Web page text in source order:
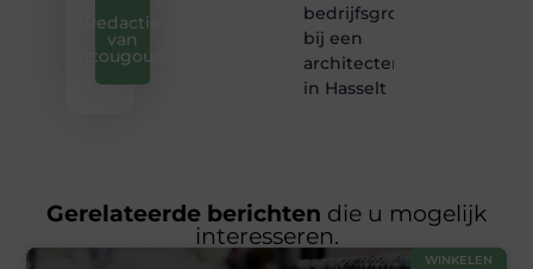
Redactie
van
iztougoud
bedrijfsgroei
bij een
architectenbureau
in Hasselt
Gerelateerde berichten die u mogelijk
interesseren.
WINKELEN